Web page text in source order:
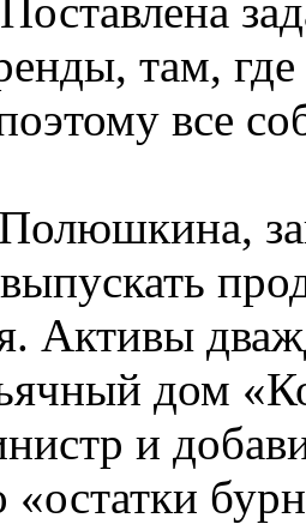
там,
все
Активы
дом
и
«остатки